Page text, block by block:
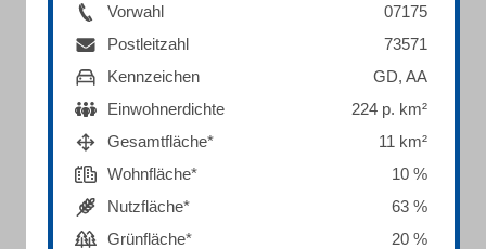
Vorwahl
07175
Postleitzahl
73571
Kennzeichen
GD, AA
Einwohnerdichte
224 p. km²
Gesamtfläche*
11 km²
Wohnfläche*
10 %
Nutzfläche*
63 %
Grünfläche*
20 %